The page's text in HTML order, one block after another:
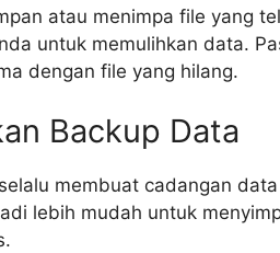
atau menimpa file yang
untuk memulihkan data.
dengan file yang hilang.
Backup Data
membuat cadangan
lebih mudah untuk